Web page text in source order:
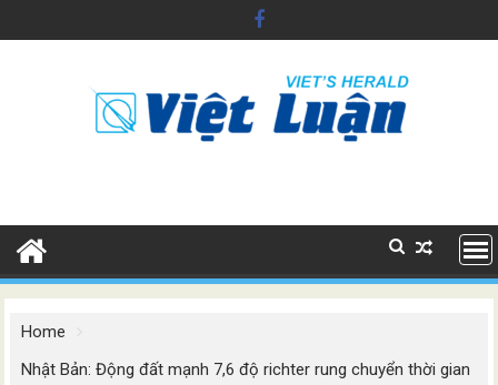
to
Home
Nhật Bản: Động đất mạnh 7,6 độ richter rung chuyển thời gian